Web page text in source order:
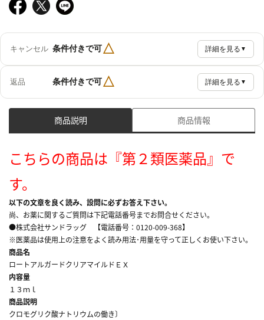
キャンセル 条件付きで可△ 詳細を見る ▼
返品 条件付きで可△ 詳細を見る ▼
商品説明 商品情報
こちらの商品は『第２類医薬品』で
す。
以下の文章を良く読み、設問に必ずお答え下さい。
尚、お薬に関するご質問は下記電話番号までお問合せください。
●株式会社サンドラッグ 【電話番号：0120-009-368】
※医薬品は使用上の注意をよく読み用法･用量を守って正しくお使い下さい。
商品名
ロートアルガードクリアマイルドＥＸ
内容量
１３ｍｌ
商品説明
クロモグリク酸ナトリウムの働き〕